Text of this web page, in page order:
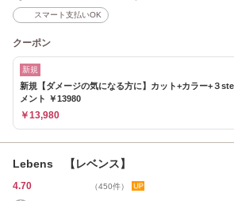
スマート支払いOK
クーポン
新規
新規【ダメージの気になる方に】カット+カラー+３
メント ￥13980
￥13,980
Lebens 【レベンス】
4.70 （450件）